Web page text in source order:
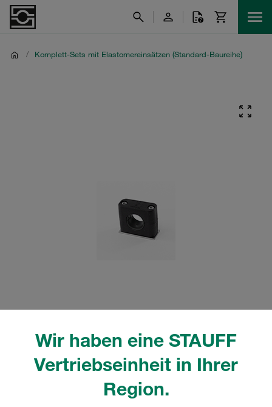
Wir haben eine STAUFF
Vertriebseinheit in Ihrer
Region.
/ Komplett-Sets mit Elastomereinsätzen (Standard-Baureihe)
tatsächlichen Produkt abweichen.